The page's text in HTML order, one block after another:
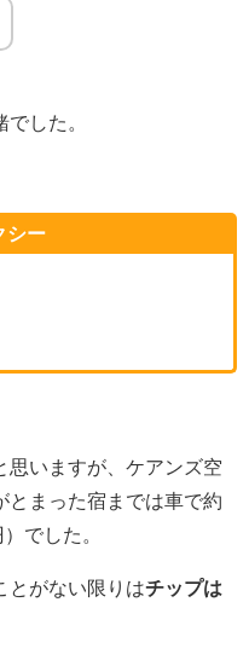
した。
シー
思いますが、ケアンズ空
とまった宿までは車で約
でした。
とがない限りはチップは